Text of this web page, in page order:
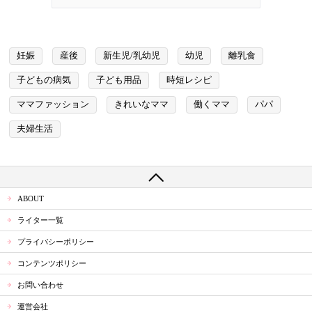
妊娠 産後 新生児/乳幼児 幼児 離乳食
子どもの病気 子ども用品 時短レシピ
ママファッション きれいなママ 働くママ パパ
夫婦生活
ABOUT
ライター一覧
プライバシーポリシー
コンテンツポリシー
お問い合わせ
運営会社